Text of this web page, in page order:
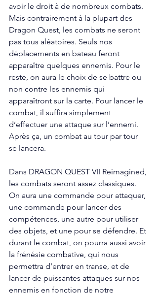
avoir le droit à de nombreux combats.
Mais contrairement à la plupart des
Dragon Quest, les combats ne seront
pas tous aléatoires. Seuls nos
déplacements en bateau feront
apparaître quelques ennemis. Pour le
reste, on aura le choix de se battre ou
non contre les ennemis qui
apparaîtront sur la carte. Pour lancer le
combat, il suffira simplement
d’effectuer une attaque sur l’ennemi.
Après ça, un combat au tour par tour
se lancera.
Dans DRAGON QUEST VII Reimagined,
les combats seront assez classiques.
On aura une commande pour attaquer,
une commande pour lancer des
compétences, une autre pour utiliser
des objets, et une pour se défendre. Et
durant le combat, on pourra aussi avoir
la frénésie combative, qui nous
permettra d’entrer en transe, et de
lancer de puissantes attaques sur nos
ennemis en fonction de notre